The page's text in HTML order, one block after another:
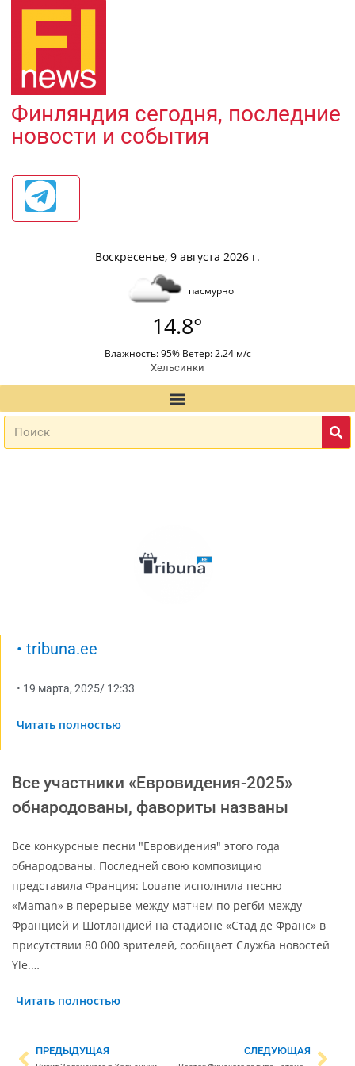
Финляндия сегодня, последние
новости и события
Воскресенье, 9 августа 2026 г.
пасмурно
14.8°
Влажность: 95% Ветер: 2.24 м/с
Хельсинки
• tribuna.ee
• 19 марта, 2025/ 12:33
Читать полностью
Все участники «Евровидения-2025»
обнародованы, фавориты названы
Все конкурсные песни "Евровидения" этого года
обнародованы. Последней свою композицию
представила Франция: Louane исполнила песню
«Maman» в перерыве между матчем по регби между
Францией и Шотландией на стадионе «Стад де Франс» в
присутствии 80 000 зрителей, сообщает Служба новостей
Yle.…
Читать полностью
ПРЕДЫДУЩАЯ СЛЕДУЮЩАЯ